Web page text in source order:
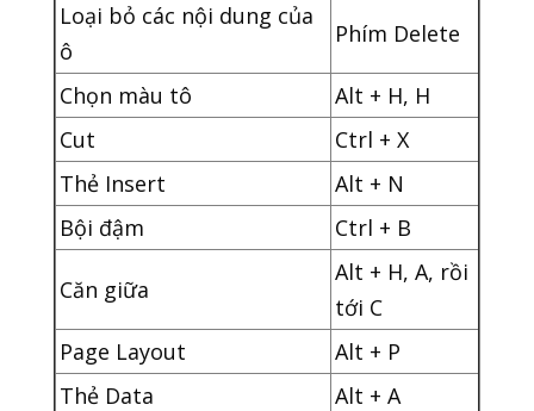
Loại bỏ các nội dung của
ô
Phím Delete
Chọn màu tô
Alt + H, H
Cut
Ctrl + X
Thẻ Insert
Alt + N
Bội đậm
Ctrl + B
Căn giữa
Alt + H, A, rồi
tới C
Page Layout
Alt + P
Thẻ Data
Alt + A